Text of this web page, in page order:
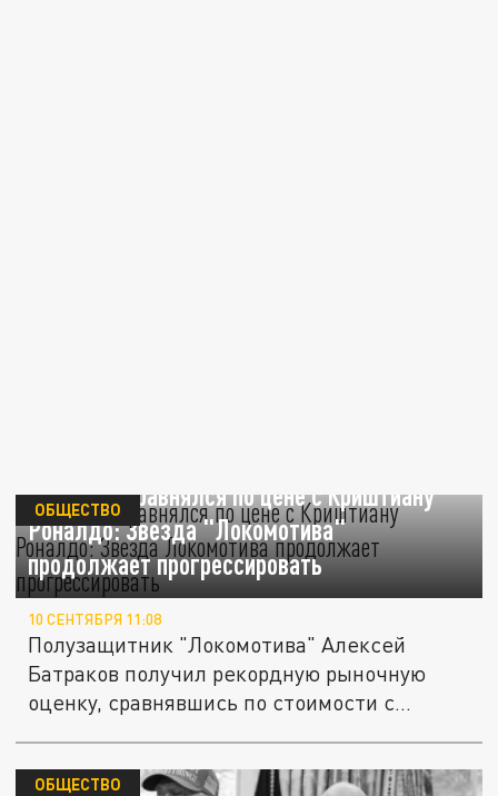
Батраков сравнялся по цене с Криштиану
Роналдо: Звезда "Локомотива"
продолжает прогрессировать
ОБЩЕСТВО
10 СЕНТЯБРЯ 11:08
Полузащитник "Локомотива" Алексей
Батраков получил рекордную рыночную
оценку, сравнявшись по стоимости с...
ОБЩЕСТВО